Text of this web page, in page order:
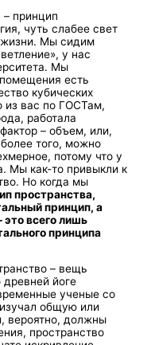
– принцип
чуть слабее свет
жизни. Мы сидим
у нас
Мы
есть
кубических
из вас по ГОСТам,
работала
– объем, или,
того, можно
потому что у
Мы как-то привыкли к
Но когда мы
пространства,
принцип, а
это всего лишь
принципа
– вещь
древней йоге
ученые со
общую или
вероятно, должны
пространство